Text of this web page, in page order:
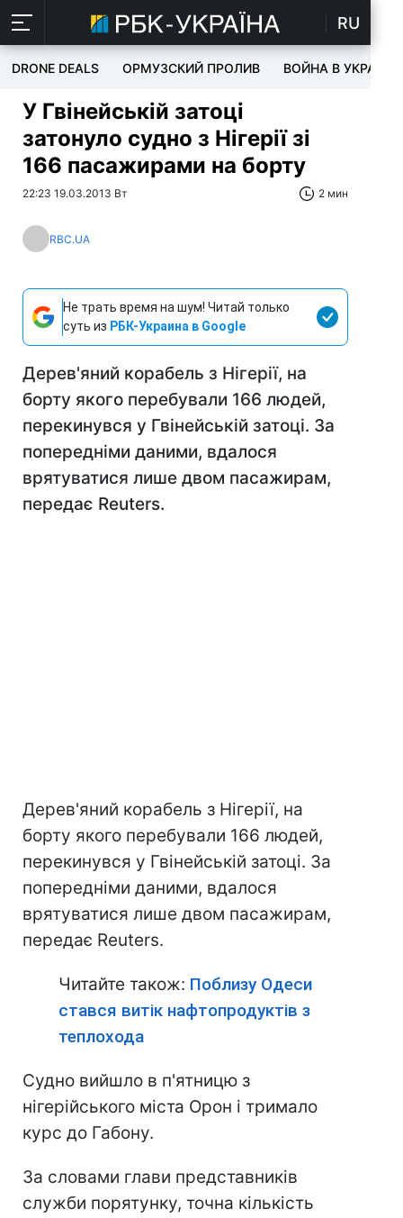
RU
DRONE DEALS ОРМУЗСКИЙ ПРОЛИВ ВОЙНА В УКРАИНЕ
У Гвінейській затоці
затонуло судно з Нігерії зі
166 пасажирами на борту
22:23 19.03.2013 Вт 2 мин
RBC.UA
Не трать время на шум! Читай только
суть из РБК-Украина в Google
Дерев'яний корабель з Нігерії, на
борту якого перебували 166 людей,
перекинувся у Гвінейській затоці. За
попередніми даними, вдалося
врятуватися лише двом пасажирам,
передає Reuters.
Дерев'яний корабель з Нігерії, на
борту якого перебували 166 людей,
перекинувся у Гвінейській затоці. За
попередніми даними, вдалося
врятуватися лише двом пасажирам,
передає Reuters.
Читайте також: Поблизу Одеси
стався витік нафтопродуктів з
теплохода
Судно вийшло в п'ятницю з
нігерійського міста Орон і тримало
курс до Габону.
За словами глави представників
служби порятунку, точна кількість